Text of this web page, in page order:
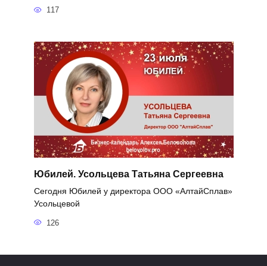
117
Юбилей. Усольцева Татьяна Сергеевна
Сегодня Юбилей у директора ООО «АлтайСплав»
Усольцевой
126